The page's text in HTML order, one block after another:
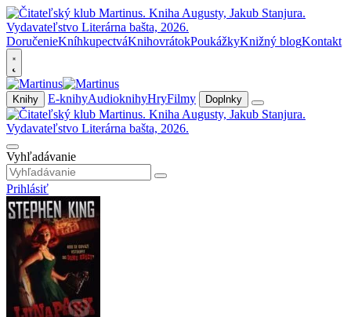
DoručenieKníhkupectváKnihovrátokPoukážkyKnižný blogKontakt
Knihy E-knihyAudioknihyHryFilmy Doplnky
Vyhľadávanie
Prihlásiť